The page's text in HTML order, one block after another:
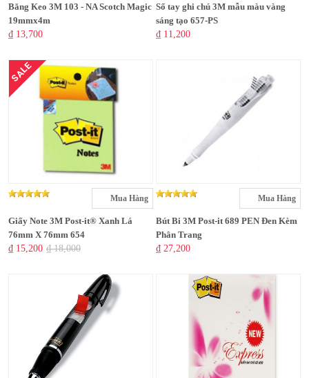
Băng Keo 3M 103 - NA Scotch Magic
19mmx4m
₫ 13,700
Sổ tay ghi chú 3M mẫu màu vàng
sáng tạo 657-PS
₫ 11,200
SALE
Mua Hàng
Giấy Note 3M Post-it® Xanh Lá
76mm X 76mm 654
₫ 15,200 ₫ 18,000
Mua Hàng
Bút Bi 3M Post-it 689 PEN Đen Kèm
Phân Trang
₫ 27,200